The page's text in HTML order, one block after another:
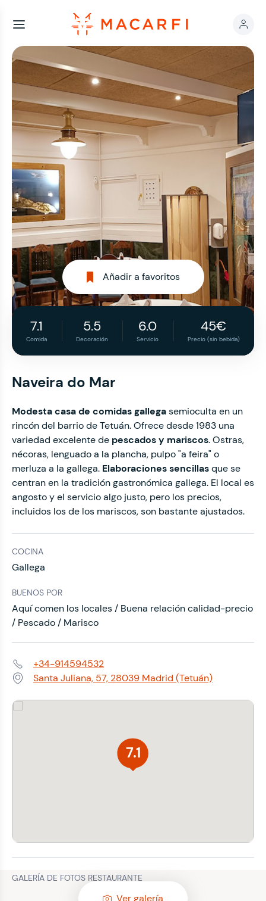
Añadir a favoritos
7.1
Comida
5.5
Decoración
6.0
Servicio
45€
Precio (sin bebida)
Naveira do Mar
Modesta casa de comidas gallegasemioculta en un
rincón del barrio de Tetuán. Ofrece desde 1983 una
variedad excelente de pescados y mariscos. Ostras,
nécoras, lenguado a la plancha, pulpo "a feira" o
merluza a la gallega. Elaboraciones sencillasque se
centran en la tradición gastronómica gallega. El local es
angosto y el servicio algo justo, pero los precios,
incluidos los de los mariscos, son bastante ajustados.
COCINA
Gallega
BUENOS POR
Aquí comen los locales / Buena relación calidad-precio
/ Pescado / Marisco
Teléfono:+34-914594532
Dirección:Santa Juliana, 57, 28039 Madrid (Tetuán)
7.1
GALERÍA DE FOTOS RESTAURANTE
Ver galería